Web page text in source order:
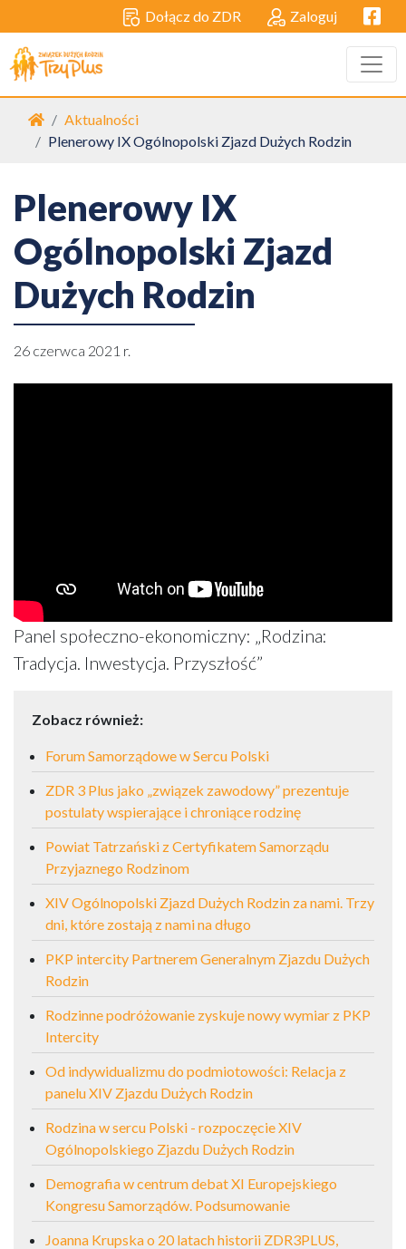
Dołącz do ZDR Zaloguj
Strona główna
Aktualności
Plenerowy IX Ogólnopolski Zjazd Dużych Rodzin
Plenerowy IX
Ogólnopolski Zjazd
Dużych Rodzin
26 czerwca 2021 r.
Panel społeczno-ekonomiczny: „Rodzina:
Tradycja. Inwestycja. Przyszłość”
Zobacz również:
Forum Samorządowe w Sercu Polski
ZDR 3 Plus jako „związek zawodowy” prezentuje
postulaty wspierające i chroniące rodzinę
Powiat Tatrzański z Certyfikatem Samorządu
Przyjaznego Rodzinom
XIV Ogólnopolski Zjazd Dużych Rodzin za nami. Trzy
dni, które zostają z nami na długo
PKP intercity Partnerem Generalnym Zjazdu Dużych
Rodzin
Rodzinne podróżowanie zyskuje nowy wymiar z PKP
Intercity
Od indywidualizmu do podmiotowości: Relacja z
panelu XIV Zjazdu Dużych Rodzin
Rodzina w sercu Polski - rozpoczęcie XIV
Ogólnopolskiego Zjazdu Dużych Rodzin
Demografia w centrum debat XI Europejskiego
Kongresu Samorządów. Podsumowanie
Joanna Krupska o 20 latach historii ZDR3PLUS,